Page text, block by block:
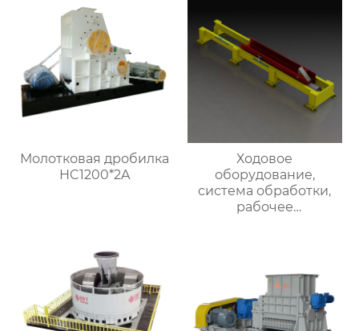
Молотковая дробилка
HC1200*2A
Ходовое
оборудование,
система обработки,
рабочее